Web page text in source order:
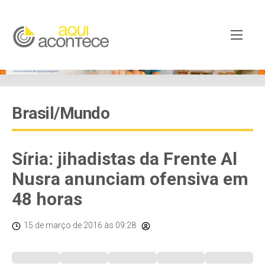
Brasil/Mundo
Síria: jihadistas da Frente Al
Nusra anunciam ofensiva em
48 horas
15 de março de 2016 às 09:28